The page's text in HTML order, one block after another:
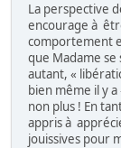
La perspective
encourage à
comportement
que Madame
autant, «
bien même il y
non plus ! En
appris à
jouissives pour